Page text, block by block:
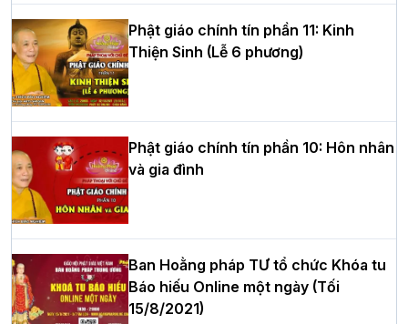
HT.Thích Thọ Lạc được suy cử làm tân
Trưởng BTS GHPGVN tỉnh Nghệ An
Hòa thượng Thích Quảng Tùng tái đắc
cử Trưởng BTS GHPGVN thành phố Hải
Phòng nhiệm kỳ 2026 – 2031
Thượng tọa Thích Tâm Chính được suy
Phật giáo chính tín phần 11: Kinh
Thiện Sinh (Lễ 6 phương)
Phật giáo chính tín phần 10: Hôn nhân
và gia đình
Ban Hoằng pháp TƯ tổ chức Khóa tu
Báo hiếu Online một ngày (Tối
15/8/2021)